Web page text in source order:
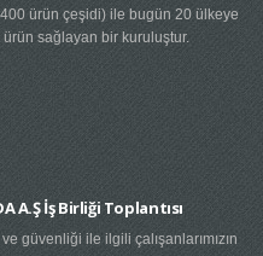
ürün çeşidi) ile bugün 20 ülkeye
ürün sağlayan bir kuruluştur.
A.Ş İş Birliği Toplantısı
güvenliği ile ilgili çalışanlarımızın
20